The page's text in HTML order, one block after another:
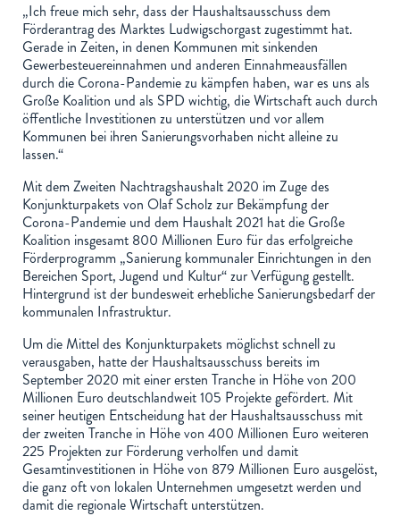
„Ich freue mich sehr, dass der Haushaltsausschuss dem
Förderantrag des Marktes Ludwigschorgast zugestimmt hat.
Gerade in Zeiten, in denen Kommunen mit sinkenden
Gewerbesteuereinnahmen und anderen Einnahmeausfällen
durch die Corona-Pandemie zu kämpfen haben, war es uns als
Große Koalition und als SPD wichtig, die Wirtschaft auch durch
öffentliche Investitionen zu unterstützen und vor allem
Kommunen bei ihren Sanierungsvorhaben nicht alleine zu
lassen.“
Mit dem Zweiten Nachtragshaushalt 2020 im Zuge des
Konjunktur­pakets von Olaf Scholz zur Bekämpfung der
Corona-Pandemie und dem Haushalt 2021 hat die Große
Koalition insgesamt 800 Millionen Euro für das erfolgreiche
Förderprogramm „Sanierung kommunaler Einrichtungen in den
Bereichen Sport, Jugend und Kultur“ zur Verfügung gestellt.
Hintergrund ist der bundesweit erhebliche Sanierungsbedarf der
kommunalen Infrastruktur.
Um die Mittel des Konjunkturpakets möglichst schnell zu
veraus­gaben, hatte der Haushaltsausschuss bereits im
September 2020 mit einer ersten Tranche in Höhe von 200
Millionen Euro deutschlandweit 105 Projekte gefördert. Mit
seiner heutigen Entscheidung hat der Haushaltsausschuss mit
der zweiten Tranche in Höhe von 400 Millionen Euro weiteren
225 Projekten zur Förderung verholfen und damit
Gesamtinvestitionen in Höhe von 879 Millionen Euro ausgelöst,
die ganz oft von lokalen Unternehmen umgesetzt werden und
damit die regionale Wirtschaft unterstützen.